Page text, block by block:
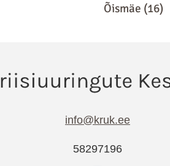
Õismäe (16)
info@kruk.ee
58297196